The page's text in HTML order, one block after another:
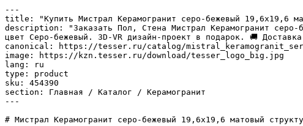
---
title: "Купить Мистрал Керамогранит серо-бежевый 19,6х19,6
description: "Заказать Пол, Стена Мистрал Керамогранит серо-
цвет Серо-бежевый. 3D-VR дизайн-проект в подарок. 🚚
canonical: https://tesser.ru/catalog/
image: https://kzn.tesser.ru/download/tesser_logo_big.jpg
lang: ru
type: product
sku: 454390
section: Главная / Каталог / Керамогранит
---
# Мистрал Керамогранит серо-бежевый 19,6х19,6 матовый